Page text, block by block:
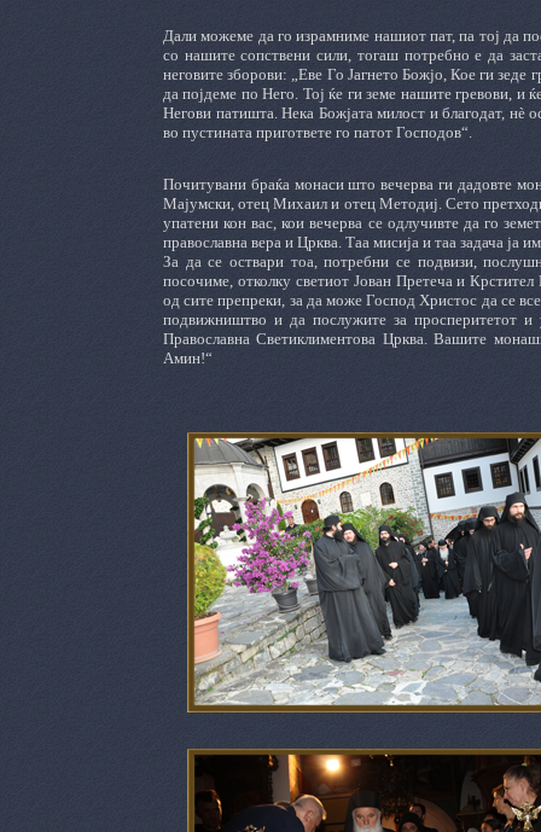
Дали можеме да го израмниме нашиот пат, па тој да
со нашите сопствени сили, тогаш потребно е да
неговите зборови: „Еве Го Јагнето Божјо, Кое ги зеде
да појдеме по Него. Тој ќе ги земе нашите гревови, и
Негови патишта. Нека Божјата милост и благодат, нè
во пустината пригответе го патот Господов“.
Почитувани браќа монаси што вечерва ги дадовте
Мајумски, отец Михаил и отец Методиј. Сето
упатени кон вас, кои вечерва се одлучивте да го
православна вера и Црква. Таа мисија и таа задача ја
За да се оствари тоа, потребни се подвизи,
посочиме, отколку светиот Јован Претеча и
од сите препреки, за да може Господ Христос да се
подвижништво и да послужите за просперитетот и
Православна Светиклиментова Црква. Вашите
Амин!“